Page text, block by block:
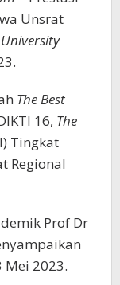
Unsrat
The Best
16, The
Tingkat
Regional
Prof Dr
2023.